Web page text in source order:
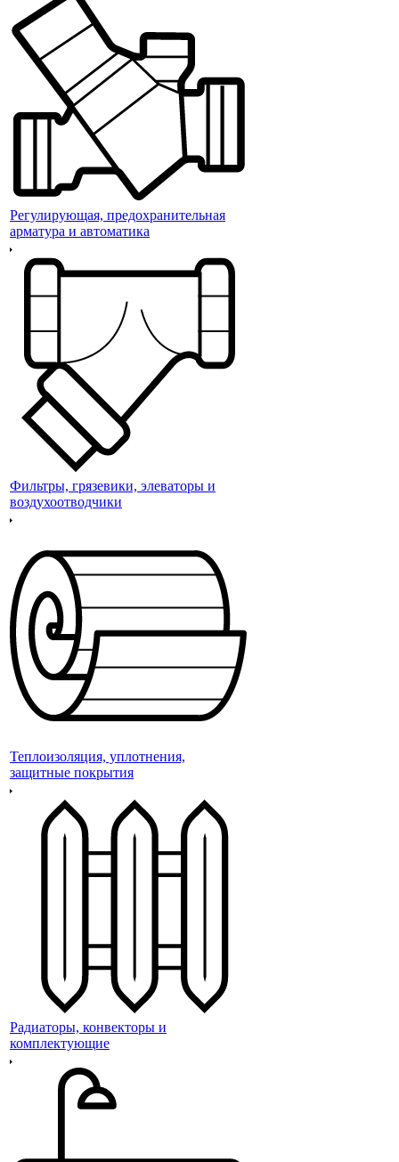
Регулирующая, предохранительная
арматура и автоматика
Фильтры, грязевики, элеваторы и
воздухоотводчики
Теплоизоляция, уплотнения,
защитные покрытия
Радиаторы, конвекторы и
комплектующие